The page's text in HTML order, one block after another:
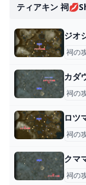
ティアキン 祠
ジオ
祠の
カダ
祠の
ロツ
祠の
クマ
祠の